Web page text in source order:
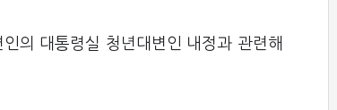
의 대통령실 청년대변인 내정과 관련해